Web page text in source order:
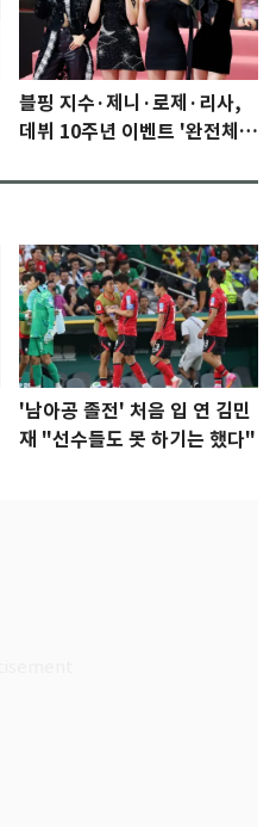
블핑 지수·제니·로제·리사,
데뷔 10주년 이벤트 '완전체'
'남아공 졸전' 처음 입 연 김민
재 "선수들도 못 하기는 했다"